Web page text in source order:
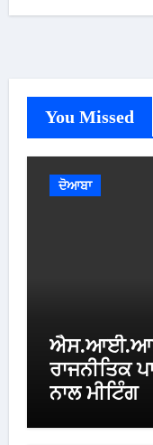
You Missed
ਦੋਆਬਾ
ਰਾਜਨੀਤਿਕ
ਨਾਲ ਮੀਟਿੰਗ